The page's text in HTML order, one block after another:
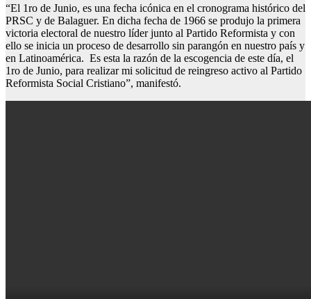
“El 1ro de Junio, es una fecha icónica en el cronograma histórico del
PRSC y de Balaguer. En dicha fecha de 1966 se produjo la primera
victoria electoral de nuestro líder junto al Partido Reformista y con
ello se inicia un proceso de desarrollo sin parangón en nuestro país y
en Latinoamérica. Es esta la razón de la escogencia de este día, el
1ro de Junio, para realizar mi solicitud de reingreso activo al Partido
Reformista Social Cristiano”, manifestó.